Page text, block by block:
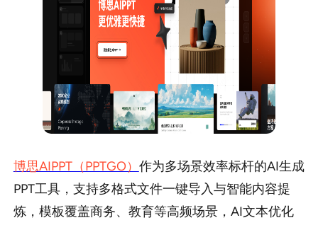
博思AIPPT（PPTGO） 作为多场景效率标杆的AI生成
PPT工具，支持多格式文件一键导入与智能内容提
炼，模板覆盖商务、教育等高频场景，AI文本优化